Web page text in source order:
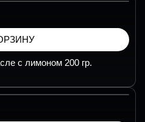
с лимоном 200 гр.